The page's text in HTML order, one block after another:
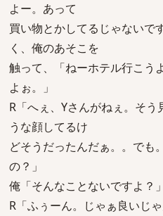
よー。あって
買い物とかしてるじゃないで
く、俺のあそこを
触って、「ねーホテル行こう
よぉ。」
R「へぇ、Yさんがねぇ。そ
うな顔してるけ
どそうだったんだぁ。。で
の？」
俺「そんなことないですよ？」
R「ふぅーん。じゃぁ良いじ